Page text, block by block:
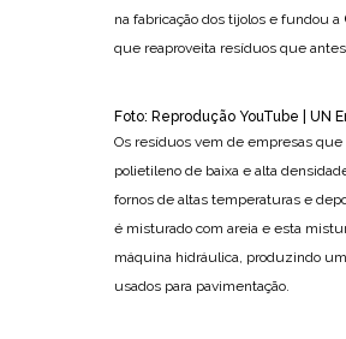
na fabricação dos tijolos e fundou a
que reaproveita resíduos que
Foto: Reprodução YouTube | UN
Os resíduos vem de empresas
polietileno de baixa e alta
fornos de altas temperaturas e
é misturado com areia e esta
máquina hidráulica, produzindo
usados para pavimentação.